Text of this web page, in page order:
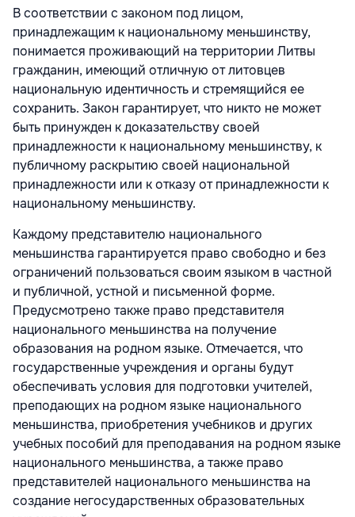
В соответствии с законом под лицом,
принадлежащим к национальному меньшинству,
понимается проживающий на территории Литвы
гражданин, имеющий отличную от литовцев
национальную идентичность и стремящийся ее
сохранить. Закон гарантирует, что никто не может
быть принужден к доказательству своей
принадлежности к национальному меньшинству, к
публичному раскрытию своей национальной
принадлежности или к отказу от принадлежности к
национальному меньшинству.
Каждому представителю национального
меньшинства гарантируется право свободно и без
ограничений пользоваться своим языком в частной
и публичной, устной и письменной форме.
Предусмотрено также право представителя
национального меньшинства на получение
образования на родном языке. Отмечается, что
государственные учреждения и органы будут
обеспечивать условия для подготовки учителей,
преподающих на родном языке национального
меньшинства, приобретения учебников и других
учебных пособий для преподавания на родном языке
национального меньшинства, а также право
представителей национального меньшинства на
создание негосударственных образовательных